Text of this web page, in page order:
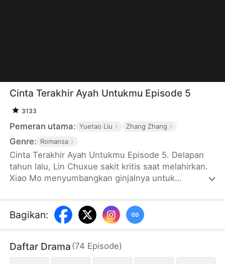
Cinta Terakhir Ayah Untukmu Episode 5
3133
Pemeran utama: Yuetao Liu Zhang Zhang
Genre: Romansa
Cinta Terakhir Ayah Untukmu Episode 5. Delapan
tahun lalu, Lin Chuxue sakit kritis saat melahirkan.
Xiao Mo menyumbangkan ginjalnya untuk
kembali ke Tiongkok untuk mengambil alih
pembongkaran tanpa menyadarinya. Xiao Mo
Chuxue secara keliru percaya bahwa putrinya Xiao
Niannian adalah anak dari suaminya dan orang lain.
Bagikan:
Daftar Drama (74 Episode)